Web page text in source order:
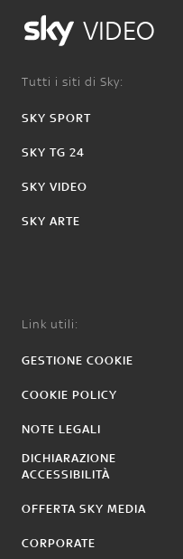
VIDEO
Tutti i siti di Sky:
SKY SPORT
SKY TG 24
SKY VIDEO
SKY ARTE
Link utili:
GESTIONE COOKIE
COOKIE POLICY
NOTE LEGALI
DICHIARAZIONE
ACCESSIBILITÀ
OFFERTA SKY MEDIA
CORPORATE